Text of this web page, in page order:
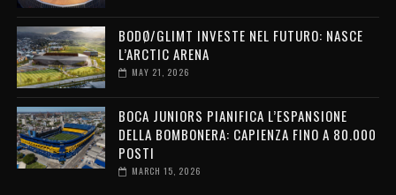
BODØ/GLIMT INVESTE NEL FUTURO: NASCE
L’ARCTIC ARENA
MAY 21, 2026
BOCA JUNIORS PIANIFICA L’ESPANSIONE
DELLA BOMBONERA: CAPIENZA FINO A 80.000
POSTI
MARCH 15, 2026